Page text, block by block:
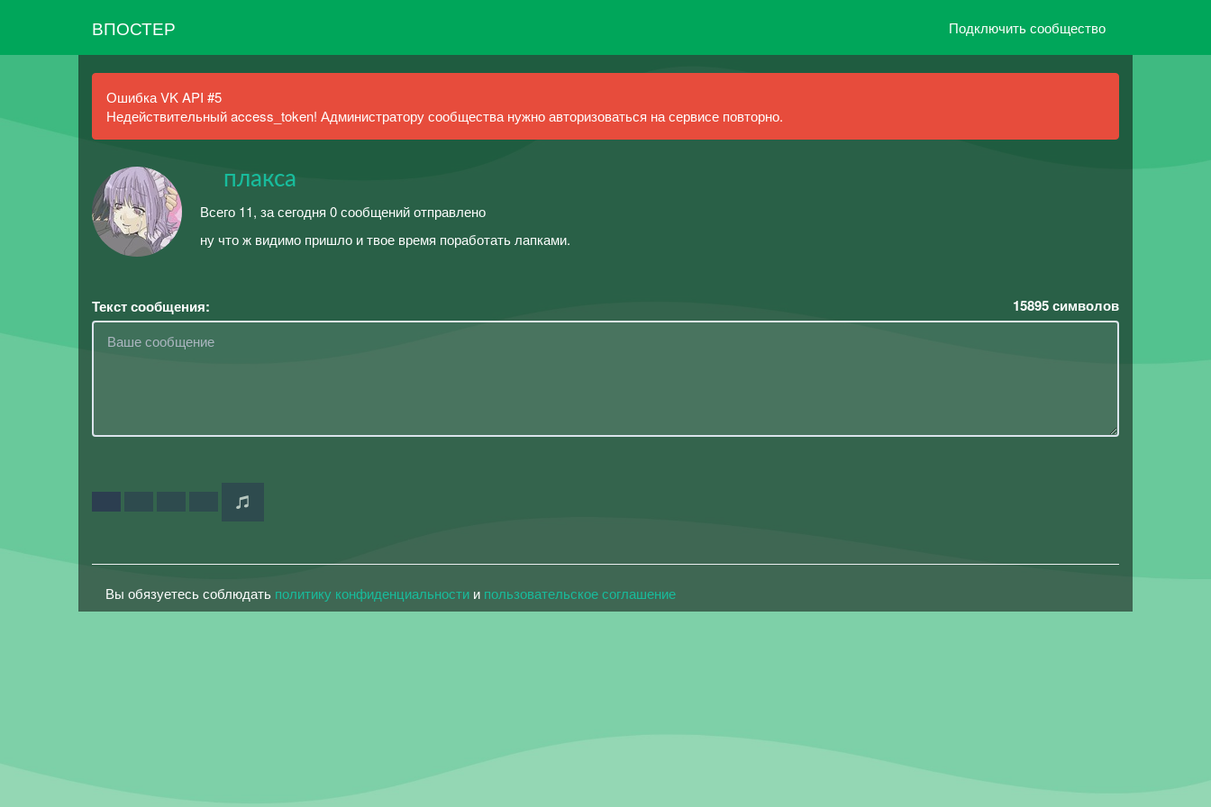
ВПОСТЕР Подключить сообщество
Ошибка VK API #5
Недействительный access_token! Администратору сообщества нужно авторизоваться на сервисе повторно.
плакса
Всего 11, за сегодня 0 сообщений отправлено
ну что ж видимо пришло и твое время поработать лапками.
Текст сообщения: 15895символов
Вы обязуетесь соблюдать политику конфиденциальности и пользовательское соглашение